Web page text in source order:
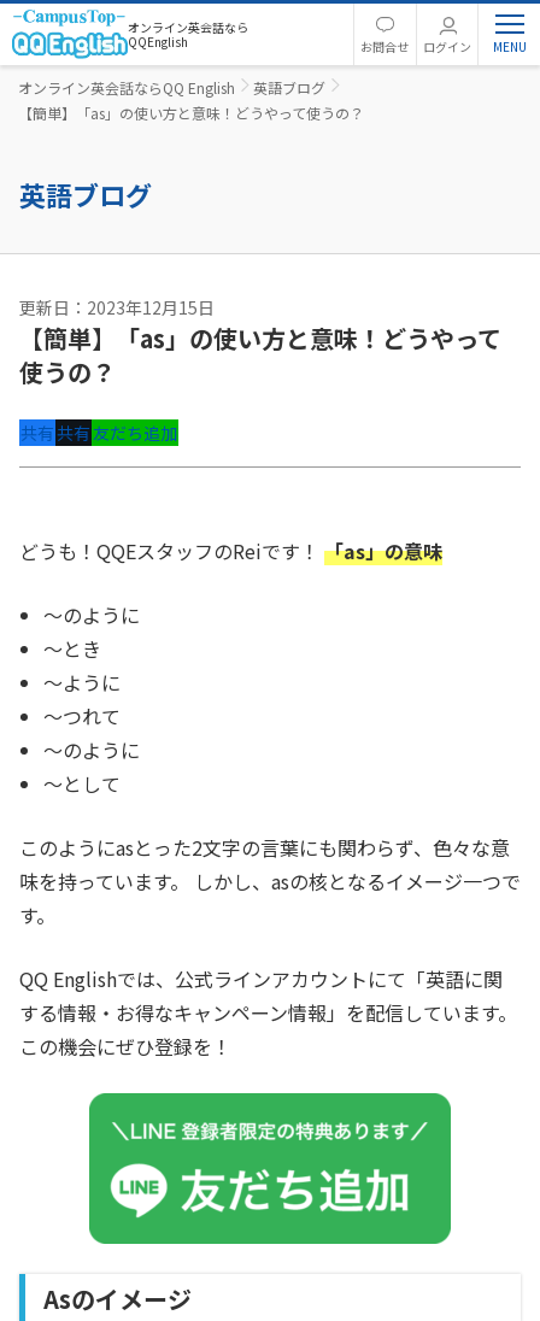
オンライン英会話なら
QQEnglish
お問合せ ログイン
オンライン英会話ならQQ English
英語ブログ
【簡単】「as」の使い方と意味！どうやって使うの？
英語ブログ
更新日：2023年12月15日
【簡単】「as」の使い方と意味！どうやって
使うの？
共有共有友だち追加
どうも！QQEスタッフのReiです！ 「as」の意味
～のように
～とき
～ように
～つれて
～のように
～として
このようにasとった2文字の言葉にも関わらず、色々な意
味を持っています。 しかし、asの核となるイメージ一つで
す。
QQ Englishでは、公式ラインアカウントにて「英語に関
する情報・お得なキャンペーン情報」を配信しています。
この機会にぜひ登録を！
Asのイメージ